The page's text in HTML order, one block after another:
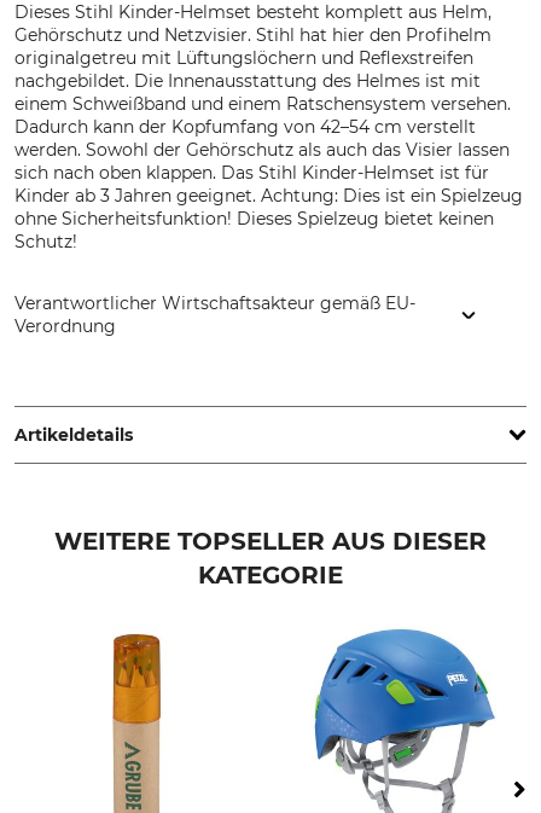
Dieses Stihl Kinder-Helmset besteht komplett aus Helm,
Gehörschutz und Netzvisier. Stihl hat hier den Profihelm
originalgetreu mit Lüftungslöchern und Reflexstreifen
nachgebildet. Die Innenausstattung des Helmes ist mit
einem Schweißband und einem Ratschensystem versehen.
Dadurch kann der Kopfumfang von 42–54 cm verstellt
werden. Sowohl der Gehörschutz als auch das Visier lassen
sich nach oben klappen. Das Stihl Kinder-Helmset ist für
Kinder ab 3 Jahren geeignet. Achtung: Dies ist ein Spielzeug
ohne Sicherheitsfunktion! Dieses Spielzeug bietet keinen
Schutz!
Verantwortlicher Wirtschaftsakteur gemäß EU-
Verordnung
64807 Dieburg, Germany, www.stihl.de
Artikeldetails
WEITERE TOPSELLER AUS DIESER
KATEGORIE